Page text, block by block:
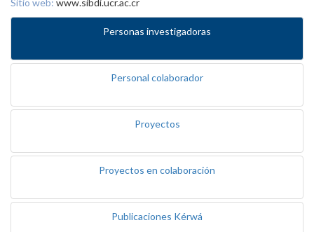
Sitio web: www.sibdi.ucr.ac.cr
Personas investigadoras
Personal colaborador
Proyectos
Proyectos en colaboración
Publicaciones Kérwá